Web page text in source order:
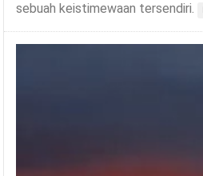
sebuah keistimewaan tersendiri.